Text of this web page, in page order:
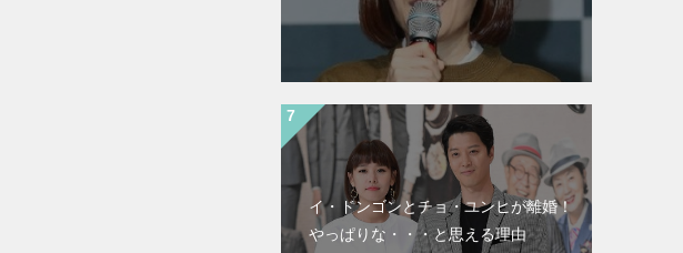
イ・ドンゴンとチョ・ユンヒが離婚！
やっぱりな・・・と思える理由